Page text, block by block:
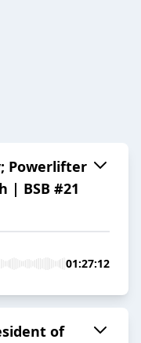
Powerlifter
| BSB #21
01:27:12
of